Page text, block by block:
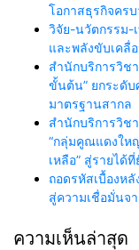
โอกาสธุรกิจคร
วิจัย-นวัตกรรม-
และพลังขับเคลื่
สำนักบริการวิช
ขั้นต้น” ยกระดับ
มาตรฐานสากล
สำนักบริการวิช
“กลุ่มคูณแดงให
เหลือ” สู่รายได้
ถอดรหัสเบื้องห
สู่ความเชื่อมั่นจ
ความเห็นล่าสุด